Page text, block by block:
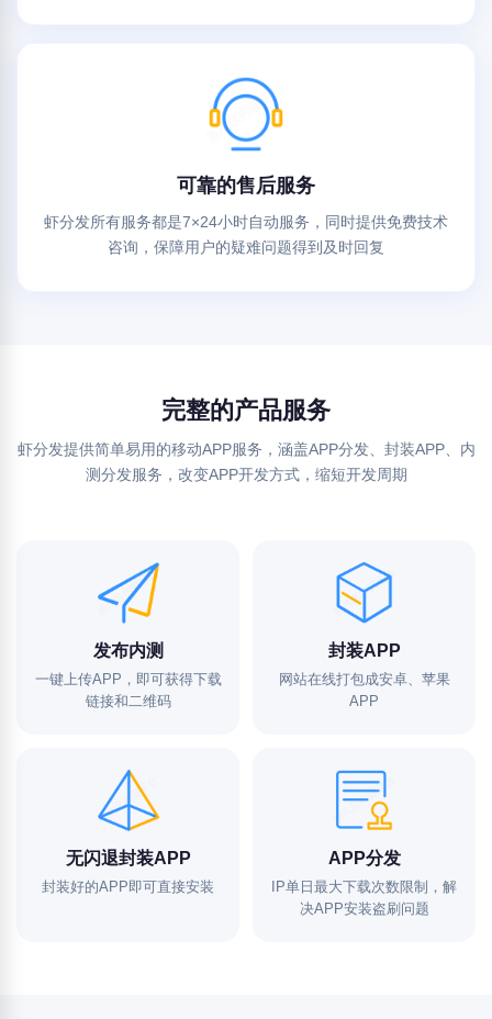
可靠的售后服务
虾分发所有服务都是7×24小时自动服务，同时提供免费技术
咨询，保障用户的疑难问题得到及时回复
完整的产品服务
虾分发提供简单易用的移动APP服务，涵盖APP分发、封装APP、内
测分发服务，改变APP开发方式，缩短开发周期
发布内测
一键上传APP，即可获得下载
链接和二维码
封装APP
网站在线打包成安卓、苹果
APP
无闪退封装APP
封装好的APP即可直接安装
APP分发
IP单日最大下载次数限制，解
决APP安装盗刷问题